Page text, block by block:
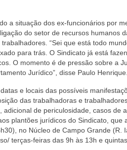
a situação dos ex-funcionários por
do setor de recursos humanos
“Sei que está todo
para trás. O Sindicato já está
O momento é de pressão sobre a
Jurídico”, disse Paulo Henrique.
e locais das possíveis
das trabalhadoras e
de periculosidade, casos de
plantões jurídicos do Sindicato, que
no Núcleo de Campo Grande (R.
terças-feiras das 9h às 13h e